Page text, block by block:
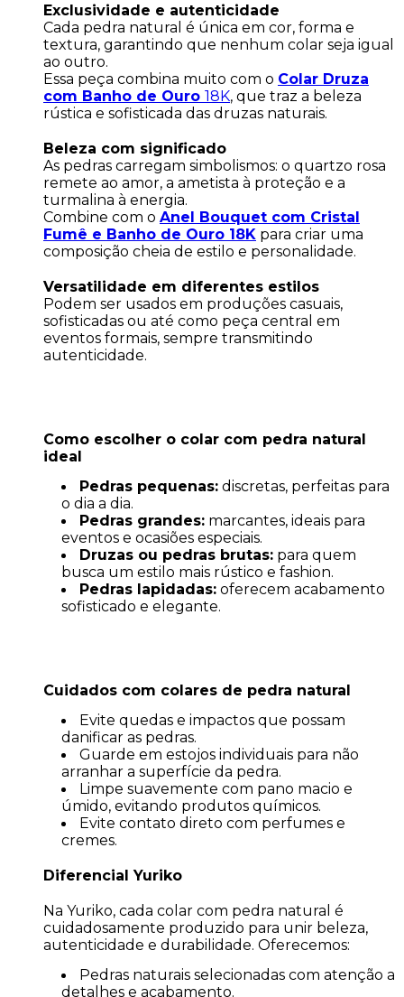
Exclusividade e autenticidade
Cada pedra natural é única em cor, forma e
textura, garantindo que nenhum colar seja igual
ao outro.
Essa peça combina muito com o Colar Druza
com Banho de Ouro 18K, que traz a beleza
rústica e sofisticada das druzas naturais.
Beleza com significado
As pedras carregam simbolismos: o quartzo rosa
remete ao amor, a ametista à proteção e a
turmalina à energia.
Combine com o Anel Bouquet com Cristal
Fumê e Banho de Ouro 18K para criar uma
composição cheia de estilo e personalidade.
Versatilidade em diferentes estilos
Podem ser usados em produções casuais,
sofisticadas ou até como peça central em
eventos formais, sempre transmitindo
autenticidade.
Como escolher o colar com pedra natural
ideal
Pedras pequenas: discretas, perfeitas para
o dia a dia.
Pedras grandes: marcantes, ideais para
eventos e ocasiões especiais.
Druzas ou pedras brutas: para quem
busca um estilo mais rústico e fashion.
Pedras lapidadas: oferecem acabamento
sofisticado e elegante.
Cuidados com colares de pedra natural
Evite quedas e impactos que possam
danificar as pedras.
Guarde em estojos individuais para não
arranhar a superfície da pedra.
Limpe suavemente com pano macio e
úmido, evitando produtos químicos.
Evite contato direto com perfumes e
cremes.
Diferencial Yuriko
Na Yuriko, cada colar com pedra natural é
cuidadosamente produzido para unir beleza,
autenticidade e durabilidade. Oferecemos:
Pedras naturais selecionadas com atenção a
detalhes e acabamento.